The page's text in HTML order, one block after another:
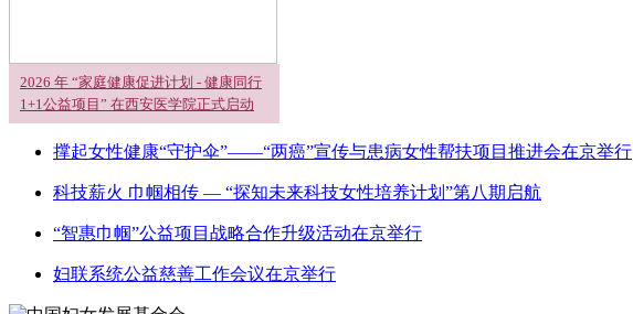
2026 年 “家庭健康促进计划 - 健康同行
1+1公益项目” 在西安医学院正式启动
撑起女性健康“守护伞”——“两癌”宣传与患病女性帮扶项目推进会在京举行
科技薪火 巾帼相传 — “探知未来科技女性培养计划”第八期启航
“智惠巾帼”公益项目战略合作升级活动在京举行
妇联系统公益慈善工作会议在京举行